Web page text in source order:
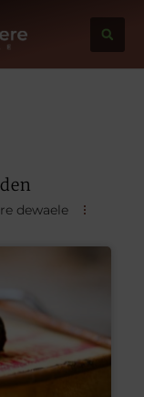
dewaele